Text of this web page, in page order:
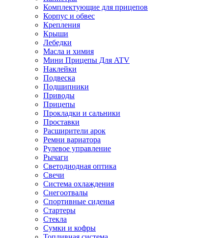
Комплектующие для прицепов
Корпус и обвес
Крепления
Крыши
Лебедки
Масла и химия
Мини Прицепы Для ATV
Наклейки
Подвеска
Подшипники
Приводы
Прицепы
Прокладки и сальники
Проставки
Расширители арок
Ремни вариатора
Рулевое управление
Рычаги
Светодиодная оптика
Свечи
Система охлаждения
Снегоотвалы
Спортивные сиденья
Стартеры
Стекла
Сумки и кофры